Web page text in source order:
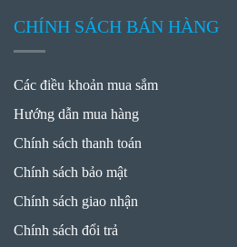
CHÍNH SÁCH BÁN HÀNG
Các điều khoản mua sắm
Hướng dẫn mua hàng
Chính sách thanh toán
Chính sách bảo mật
Chính sách giao nhận
Chính sách đổi trả